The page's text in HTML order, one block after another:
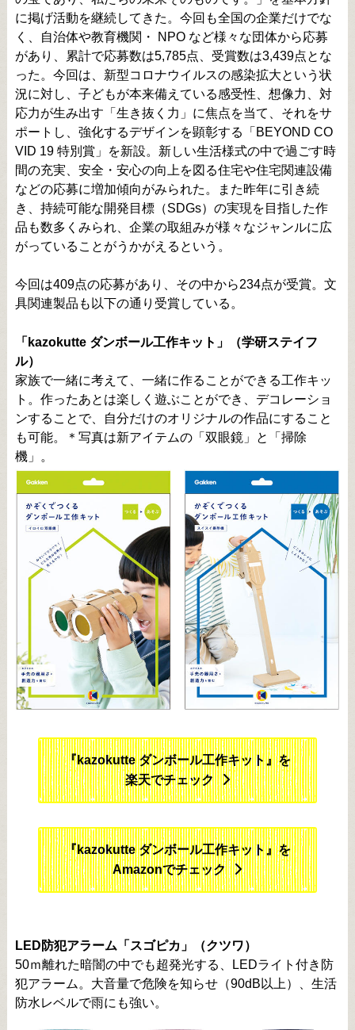
に掲げ活動を継続してきた。今回も全国の企業だけでな
く、自治体や教育機関・ NPO など様々な団体から応募
があり、累計で応募数は5,785点、受賞数は3,439点とな
った。今回は、新型コロナウイルスの感染拡大という状
況に対し、子どもが本来備えている感受性、想像力、対
応力が生み出す「生き抜く力」に焦点を当て、それをサ
ポートし、強化するデザインを顕彰する「BEYOND CO
VID 19 特別賞」を新設。新しい生活様式の中で過ごす時
間の充実、安全・安心の向上を図る住宅や住宅関連設備
などの応募に増加傾向がみられた。また昨年に引き続
き、持続可能な開発目標（SDGs）の実現を目指した作
品も数多くみられ、企業の取組みが様々なジャンルに広
がっていることがうかがえるという。
今回は409点の応募があり、その中から234点が受賞。文
具関連製品も以下の通り受賞している。
「kazokutte ダンボール工作キット」（学研ステイフ
ル）
家族で一緒に考えて、一緒に作ることができる工作キッ
ト。作ったあとは楽しく遊ぶことができ、デコレーショ
ンすることで、自分だけのオリジナルの作品にすること
も可能。＊写真は新アイテムの「双眼鏡」と「掃除
機」。
『kazokutte ダンボール工作キット』を
楽天でチェック
『kazokutte ダンボール工作キット』を
Amazonでチェック
LED防犯アラーム「スゴピカ」（クツワ）
50ｍ離れた暗闇の中でも超発光する、LEDライト付き防
犯アラーム。大音量で危険を知らせ（90dB以上）、生活
防水レベルで雨にも強い。